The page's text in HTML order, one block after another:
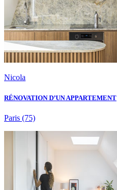
Nicola
RÉNOVATION D’UN APPARTEMENT
Paris (75)